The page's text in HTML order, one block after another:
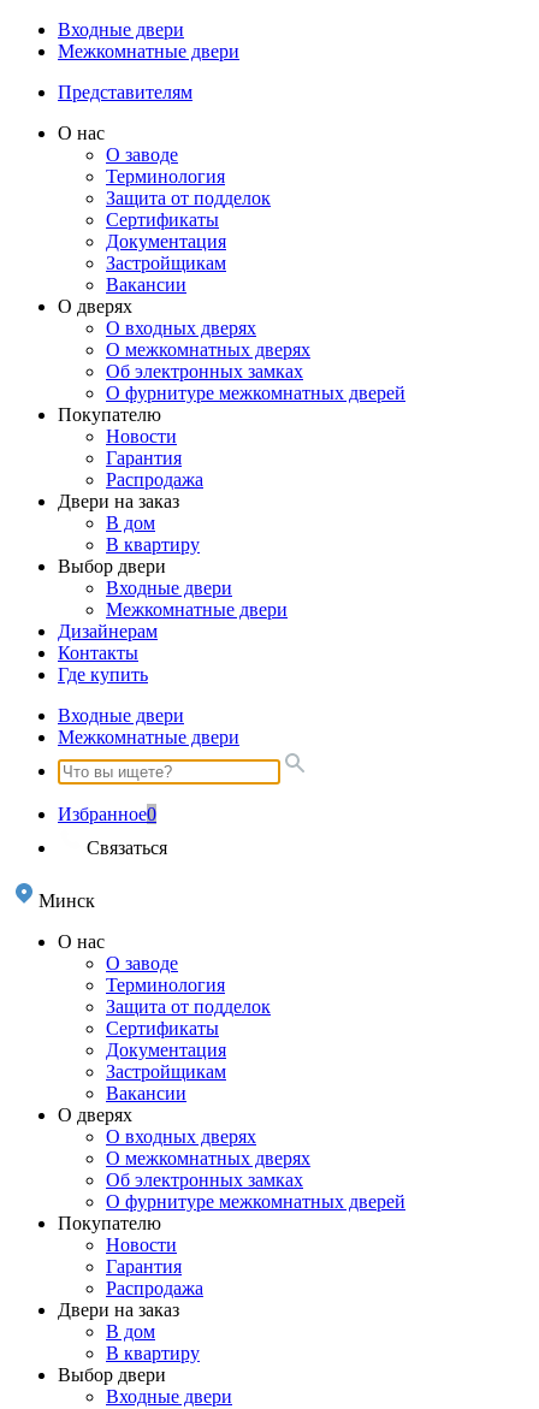
Входные двери
Межкомнатные двери
Представителям
О нас
О заводе
Терминология
Защита от подделок
Сертификаты
Документация
Застройщикам
Вакансии
О дверях
О входных дверях
О межкомнатных дверях
Об электронных замках
О фурнитуре межкомнатных дверей
Покупателю
Новости
Гарантия
Распродажа
Двери на заказ
В дом
В квартиру
Выбор двери
Входные двери
Межкомнатные двери
Дизайнерам
Контакты
Где купить
Входные двери
Межкомнатные двери
Избранное0
Связаться
Минск
О нас
О заводе
Терминология
Защита от подделок
Сертификаты
Документация
Застройщикам
Вакансии
О дверях
О входных дверях
О межкомнатных дверях
Об электронных замках
О фурнитуре межкомнатных дверей
Покупателю
Новости
Гарантия
Распродажа
Двери на заказ
В дом
В квартиру
Выбор двери
Входные двери